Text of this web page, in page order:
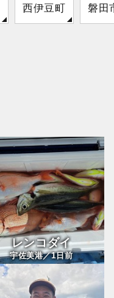
西伊豆町 磐田
レンコダイ
宇佐美港／1日前